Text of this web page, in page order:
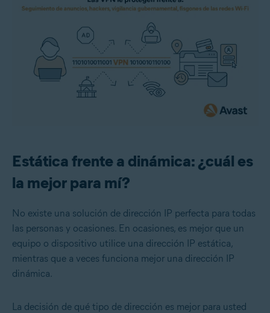
Estática frente a dinámica: ¿cuál es
la mejor para mí?
No existe una solución de dirección IP perfecta para todas
las personas y ocasiones. En ocasiones, es mejor que un
equipo o dispositivo utilice una dirección IP estática,
mientras que a veces funciona mejor una dirección IP
dinámica.
La decisión de qué tipo de dirección es mejor para usted